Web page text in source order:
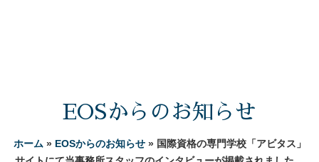
EOSからのお知らせ
ホーム » EOSからのお知らせ» 国際資格の専門学校「アビタス」